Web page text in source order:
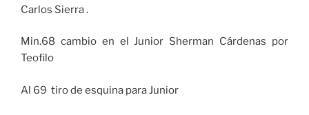
Carlos Sierra .
Min.68 cambio en el Junior Sherman Cárdenas por
Teofilo
Al 69 tiro de esquina para Junior